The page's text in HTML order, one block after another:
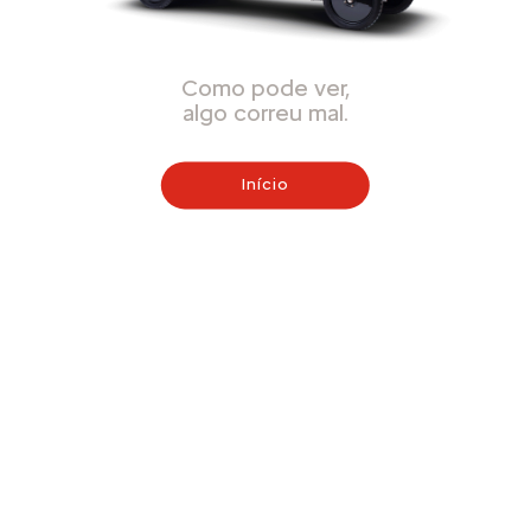
Como pode ver,
algo correu mal.
Início